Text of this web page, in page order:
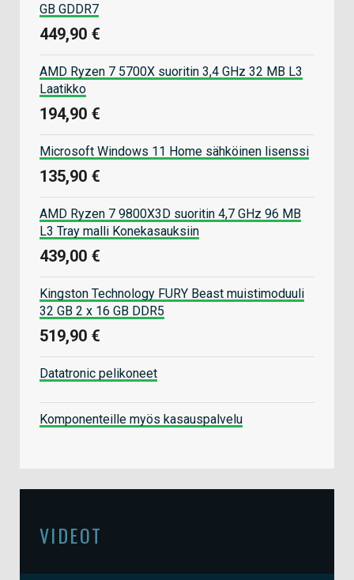
GB GDDR7
449,90 €
AMD Ryzen 7 5700X suoritin 3,4 GHz 32 MB L3
Laatikko
194,90 €
Microsoft Windows 11 Home sähköinen lisenssi
135,90 €
AMD Ryzen 7 9800X3D suoritin 4,7 GHz 96 MB
L3 Tray malli Konekasauksiin
439,00 €
Kingston Technology FURY Beast muistimoduuli
32 GB 2 x 16 GB DDR5
519,90 €
Datatronic pelikoneet
Komponenteille myös kasauspalvelu
VIDEOT